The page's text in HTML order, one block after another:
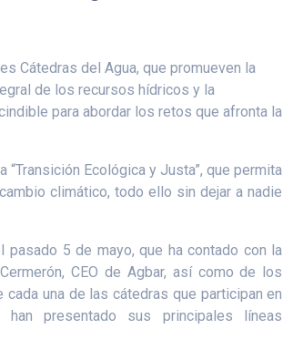
Cátedras del Agua, que promueven la
de los recursos hídricos y la
para abordar los retos que afronta la
Ecológica y Justa”, que permita
climático, todo ello sin dejar a nadie
pasado 5 de mayo, que ha contado con la
CEO de Agbar, así como de los
una de las cátedras que participan en
han presentado sus principales líneas